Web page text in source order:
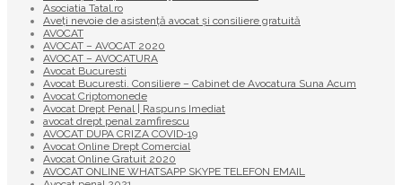
Asociatia Tatal.ro
Aveţi nevoie de asistenţă avocat şi consiliere gratuită
AVOCAT
AVOCAT – AVOCAT 2020
AVOCAT – AVOCATURA
Avocat Bucuresti
Avocat Bucuresti. Consiliere – Cabinet de Avocatura Suna Acum
Avocat Criptomonede
Avocat Drept Penal | Raspuns Imediat
avocat drept penal zamfirescu
AVOCAT DUPA CRIZA COVID-19
Avocat Online Drept Comercial
Avocat Online Gratuit 2020
AVOCAT ONLINE WHATSAPP SKYPE TELEFON EMAIL